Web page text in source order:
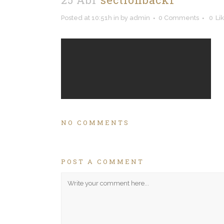
Posted at 10:51h in by admin 0 Comments 0
NO COMMENTS
POST A COMMENT